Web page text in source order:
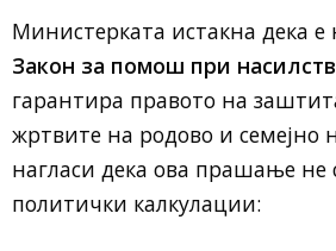
Министерката истакна дека е
Закон за помош при
гарантира правото на
жртвите на родово и семејно
нагласи дека ова прашање не
политички калкулации: